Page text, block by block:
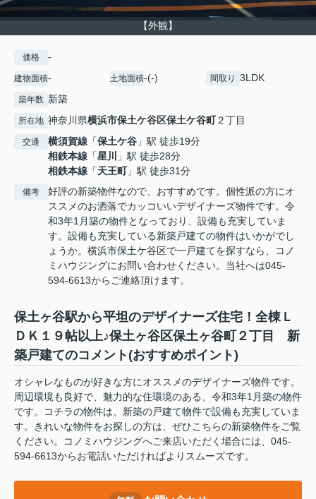
【外観】
価格 -
建物面積- 土地面積-(-) 間取り 3LDK
築年数 新築
所在地 神奈川県横浜市保土ケ谷区保土ケ谷町２丁目
交通 横須賀線 「保土ケ谷 」駅 徒歩19分
相鉄本線 「星川
」駅 徒歩28分
相鉄本線 「天王町」駅 徒歩31分
備考
好評の新築物件なので、おすすめです。個性派の方にオ
ススメのお洒落でカッコいいデザイナーズ物件です。令
和3年1月築の物件となっており、設備も充実していま
す。設備も充実している新築戸建ての物件はいかがでし
ょうか。横浜市保土ケ谷区で一戸建てを探すなら、コノ
ミハウジングにお問い合わせください。当社へは045-
594-6613からご連絡頂けます。
保土ヶ谷駅から平坦のデザイナーズ住宅！全棟Ｌ
ＤＫ１９帖以上♪保土ヶ谷区保土ヶ谷町２丁目 新
築戸建てのコメント(おすすめポイント)
オシャレなものが好きな方にオススメのデザイナーズ物件です。
周辺環境も良好で、魅力的な住環境のある、令和3年1月築の物件
です。コチラの物件は、新築の戸建て物件で設備も充実していま
す。きれいな物件をお探しの方は、ぜひこちらの新築物件をご覧
ください。コノミハウジングへご来店いただく場合には、045-
594-6613からお電話いただければよりスムーズです。